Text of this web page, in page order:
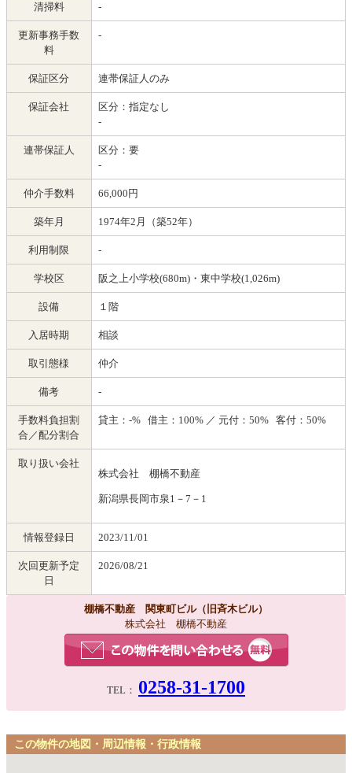
清掃料 -
更新事務手数
料
-
保証区分 連帯保証人のみ
保証会社
区分：指定なし
-
連帯保証人
区分：要
-
仲介手数料 66,000円
築年月 1974年2月（築52年）
利用制限 -
学校区 阪之上小学校(680m)・東中学校(1,026m)
設備 １階
入居時期 相談
取引態様 仲介
備考 -
手数料負担割
合／配分割合
貸主：-% 借主：100% ／ 元付：50% 客付：50%
取り扱い会社
株式会社 棚橋不動産
新潟県長岡市泉1－7－1
情報登録日 2023/11/01
次回更新予定
日
2026/08/21
棚橋不動産 関東町ビル（旧斉木ビル）
株式会社 棚橋不動産
TEL： 0258-31-1700
この物件の地図・周辺情報・行政情報